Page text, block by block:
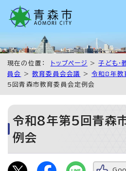
現在の位置： トップページ >子ども・
員会
>教育委員会会議 >令和8年教
5回青森市教育委員会定例会
令和8年第5回青森
例会